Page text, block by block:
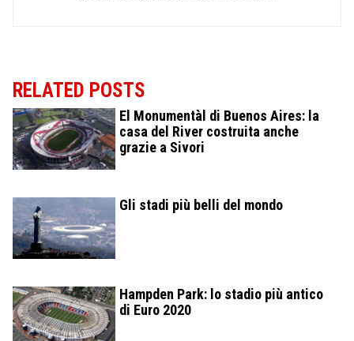
RELATED POSTS
El Monumentàl di Buenos Aires: la
casa del River costruita anche
grazie a Sivori
Gli stadi più belli del mondo
Hampden Park: lo stadio più antico
di Euro 2020